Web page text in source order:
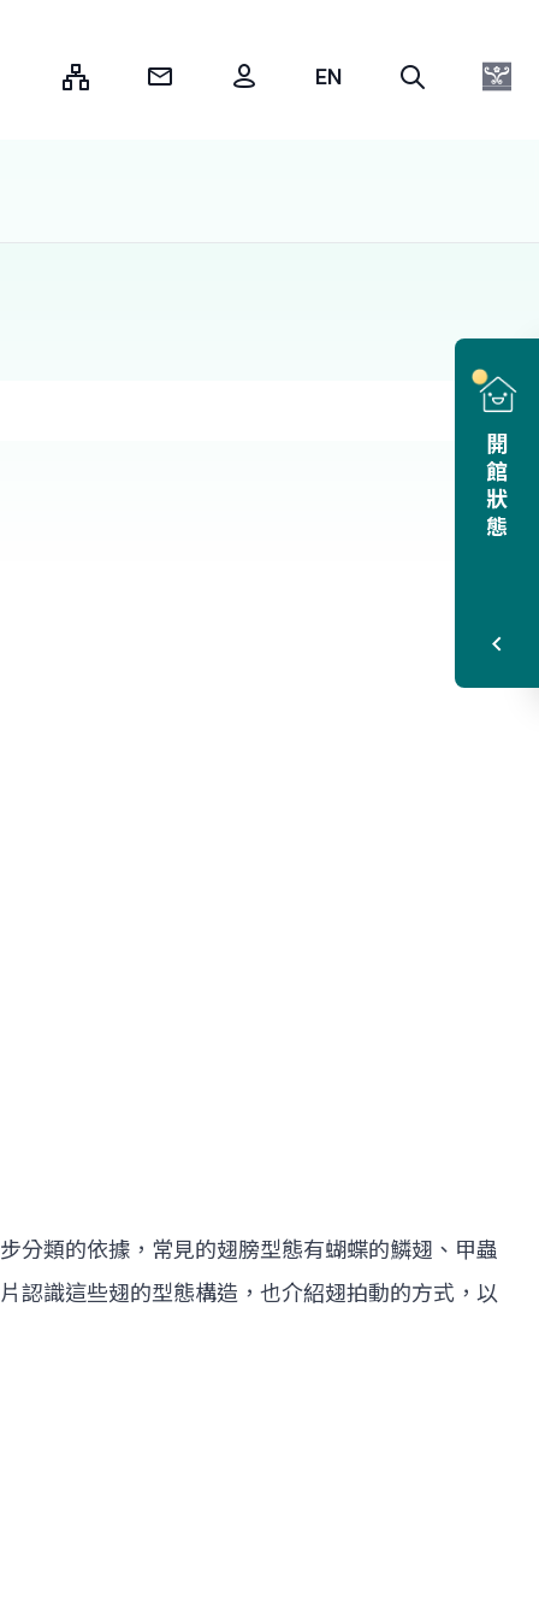
開館狀態
分類的依據，常見的翅膀型態有蝴蝶的鱗翅、甲蟲
認識這些翅的型態構造，也介紹翅拍動的方式，以